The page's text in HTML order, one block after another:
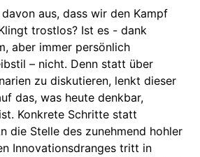
aus, dass wir den Kampf
trostlos? Ist es - dank
aber immer persönlich
– nicht. Denn statt über
zu diskutieren, lenkt dieser
das, was heute denkbar,
Konkrete Schritte statt
die Stelle des zunehmend hohler
Innovationsdranges tritt in